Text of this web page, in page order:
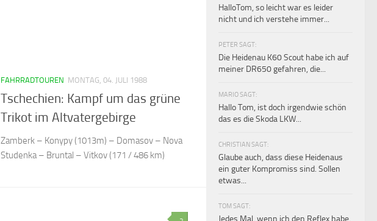
FAHRRADTOUREN MONTAG, 04. JULI 1988
Tschechien: Kampf um das grüne
Trikot im Altvatergebirge
Zamberk – Konypy (1013m) – Domasov – Nova
Studenka – Bruntal – Vitkov (171 / 486 km)
HalloTom, so leicht war es leider
nicht und ich verstehe immer...
PETER SAGT:
Die Heidenau K60 Scout habe ich auf
meiner DR650 gefahren, die...
MARIO SAGT:
Hallo Tom, ist doch irgendwie schön
das es die Skoda LKW...
CHRISTIAN SAGT:
Glaube auch, dass diese Heidenaus
ein guter Kompromiss sind. Sollen
etwas...
TOM SAGT:
Jedes Mal, wenn ich den Reflex habe,